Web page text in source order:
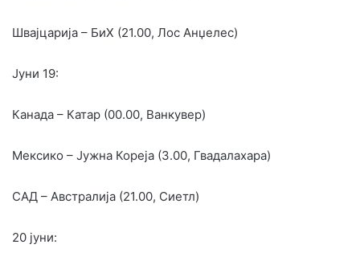
Швајцарија – БиХ (21.00, Лос Анџелес)
Јуни 19:
Канада – Катар (00.00, Ванкувер)
Мексико – Јужна Кореја (3.00, Гвадалахара)
САД – Австралија (21.00, Сиетл)
20 јуни: